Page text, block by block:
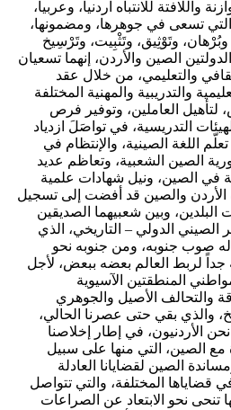
واللافتة للانتباه اردنياً، وعربياً،
والتي تسعى في جوهرها، ومضمونها،
وتَوْثِيق، وتَثْبِيت، وتَرْسِيخ
الصين والأردن، إنهما تسعيان
والتعليمي، من خلال عقد
والتدريبية والمهنية المختلفة
لتأهيل العاملين، وتوفير فرص
التدريسية، في تواصَلَ ازدياد
اللغة الصينية، والإنتظام في
الصين الشعبية، وتعاظم عديد
في الصين، ونيل شهادات علمية
الأردن والصين قد أفضت إلى تسجيل
وبين شعبيهما الصديقين
الصيني الدولي – التاريخي، الذي
صوب جنوبه، ومن جنوبه نحو
لربط العالم بعضه ببعض، لأجل
المنطقتين الآسيوية
والتحالف الأصيل والجوهري
والذي بقي حتى عصرنا الحالي،
الأردنيون، في إطار إخلاصنا
مع الصين، التي منها على سبيل
الصين لقضايانا العادلة
قضاياها المختلفة، والتي تتواصل
تنحى نحو الابتعاد عن الصراعات